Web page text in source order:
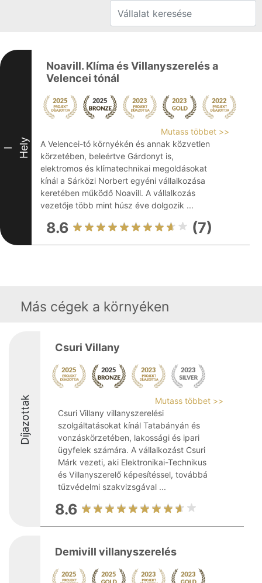
I Hely
Noavill. Klíma és Villanyszerelés a
Velencei tónál
Mutass többet >>
A Velencei-tó környékén és annak közvetlen
körzetében, beleértve Gárdonyt is,
elektromos és klímatechnikai megoldásokat
kínál a Sárközi Norbert egyéni vállalkozása
keretében működő Noavill. A vállalkozás
vezetője több mint húsz éve dolgozik ...
8.6 (7)
Más cégek a környéken
Díjazottak
Csuri Villany
Mutass többet >>
Csuri Villany villanyszerelési
szolgáltatásokat kínál Tatabányán és
vonzáskörzetében, lakossági és ipari
ügyfelek számára. A vállalkozást Csuri
Márk vezeti, aki Elektronikai-Technikus
és Villanyszerelő képesítéssel, továbbá
tűzvédelmi szakvizsgával ...
8.6
Demivill villanyszerelés